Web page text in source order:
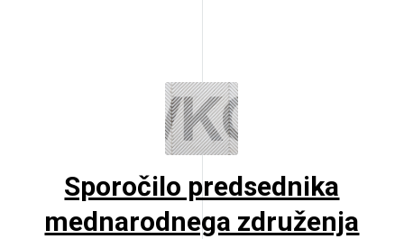
Sporočilo predsednika
mednarodnega združenja